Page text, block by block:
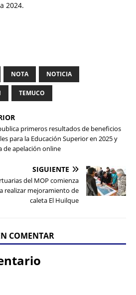
2024.
NOTA NOTICIA
TEMUCO
primeros resultados de beneficios
para la Educación Superior en 2025 y
de apelación online
SIGUIENTE
del MOP comienza
realizar mejoramiento de
caleta El Huilque
COMENTAR